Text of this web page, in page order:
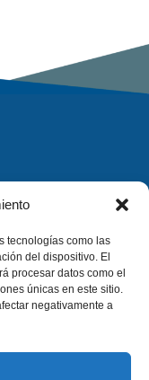
tecnologías como las
del dispositivo. El
procesar datos como el
únicas en este sitio.
negativamente a